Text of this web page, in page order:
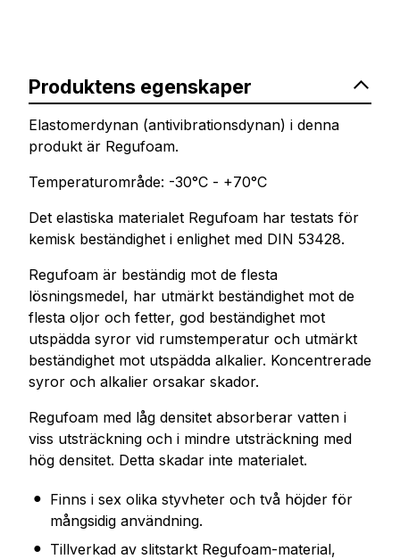
Produktens egenskaper
Elastomerdynan (antivibrationsdynan) i denna
produkt är Regufoam.
Temperaturområde: -30°C - +70°C
Det elastiska materialet Regufoam har testats för
kemisk beständighet i enlighet med DIN 53428.
Regufoam är beständig mot de flesta
lösningsmedel, har utmärkt beständighet mot de
flesta oljor och fetter, god beständighet mot
utspädda syror vid rumstemperatur och utmärkt
beständighet mot utspädda alkalier. Koncentrerade
syror och alkalier orsakar skador.
Regufoam med låg densitet absorberar vatten i
viss utsträckning och i mindre utsträckning med
hög densitet. Detta skadar inte materialet.
Finns i sex olika styvheter och två höjder för
mångsidig användning.
Tillverkad av slitstarkt Regufoam-material,